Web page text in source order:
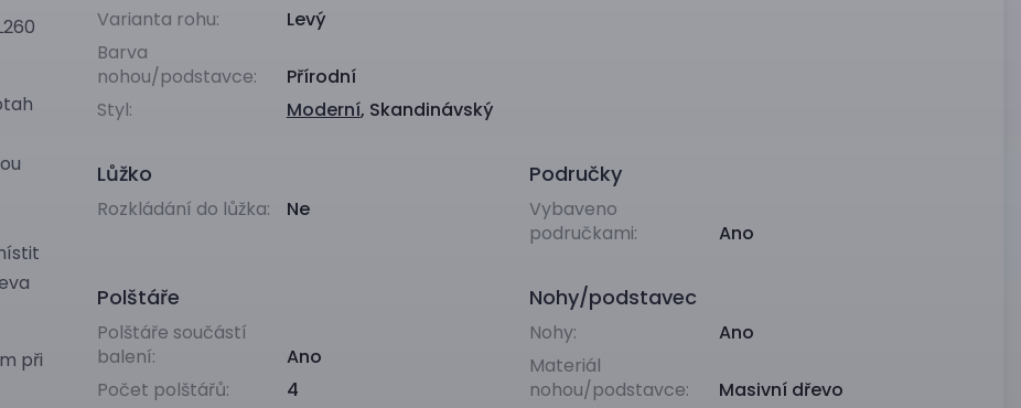
při
Varianta rohu:
Levý
Barva
nohou/podstavce:
Přírodní
Styl:
Moderní, Skandinávský
Lůžko
Rozkládání do lůžka: Ne
Područky
Vybaveno
područkami:
Ano
Polštáře
Polštáře součástí
balení:
Ano
Počet polštářů:
4
Nohy/podstavec
Nohy:
Ano
Materiál
nohou/podstavce:
Masivní dřevo